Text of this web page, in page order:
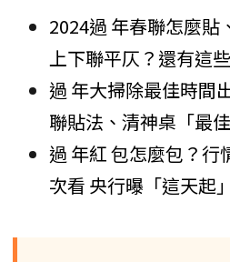
2024過 年春聯怎麼貼
上下聯平仄？還有這
過 年大掃除最佳時間
聯貼法、清神桌「最佳
過 年紅 包怎麼包？行
次看 央行曝「這天起